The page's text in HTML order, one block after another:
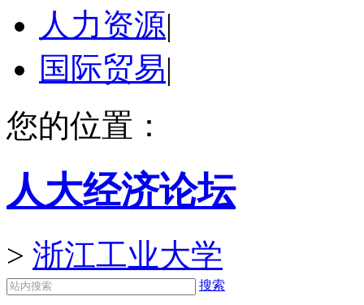
人力资源|
国际贸易|
您的位置：
人大经济论坛
> 浙江工业大学
搜索